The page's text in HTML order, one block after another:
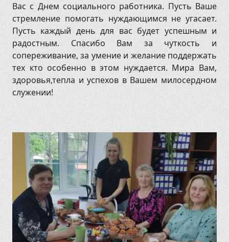
Вас с Днем социального работника. Пусть Ваше
стремление помогать нуждающимся не угасает.
Пусть каждый день для вас будет успешным и
радостным. Спасибо Вам за чуткость и
сопереживание, за умение и желание поддержать
тех кто особенно в этом нуждается. Мира Вам,
здоровья,тепла и успехов в Вашем милосердном
служении!